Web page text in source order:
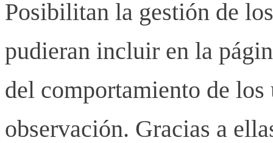
Posibilitan la gestión de
pudieran incluir en la
del comportamiento de los
observación. Gracias a